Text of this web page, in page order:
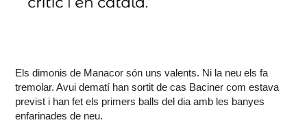
Els dimonis de Manacor són uns valents. Ni la neu els fa
tremolar. Avui dematí han sortit de cas Baciner com estava
previst i han fet els primers balls del dia amb les banyes
enfarinades de neu.